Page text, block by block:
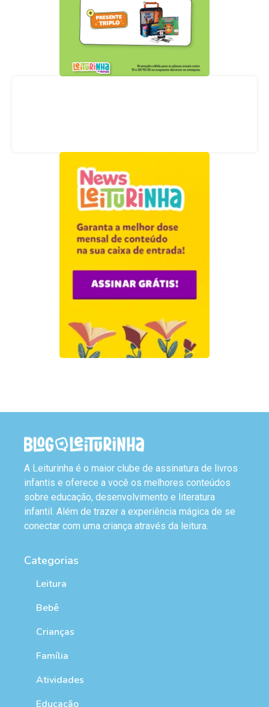
A Leiturinha é o maior clube de assinatura de livros
infantis e oferece a você os melhores conteúdos
sobre educação, desenvolvimento e literatura
infantil. Além de trazer a experiência mágica de se
conectar com uma criança através da leitura.
Categorias
Leitura
Bebê
Crianças
Família
Atividades
Educação